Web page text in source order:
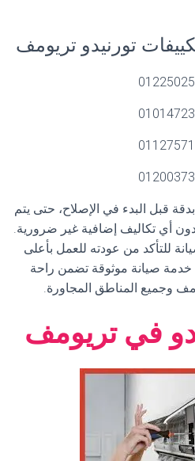
تورنيدو تريومف
قبل البدء في الإصلاح، حتى يتم
دون أي تكاليف إضافية غير ضرورية.
للتأكد من عودته للعمل بأعلى
خدمة صيانة موثوقة تضمن راحة
وجميع المناطق المجاورة.
في تريومف